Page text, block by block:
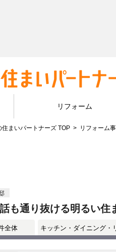
リフォーム
まいパートナーズ TOP リフォーム
も通り抜ける明るい
全体 キッチン・ダイニング・